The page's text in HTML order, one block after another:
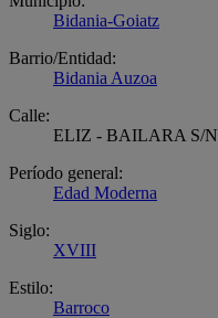
Bidania-Goiatz
Barrio/Entidad:
Bidania Auzoa
Calle:
ELIZ - BAILARA S/N
Período general:
Edad Moderna
Siglo:
XVIII
Estilo:
Barroco